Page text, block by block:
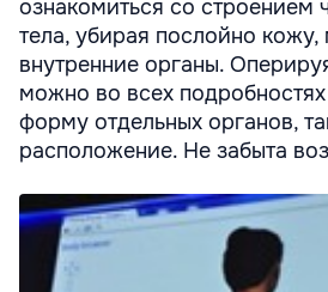
ознакомиться со строением
тела, убирая послойно
внутренние органы.
можно во всех
форму отдельных органов,
расположение. Не забыта